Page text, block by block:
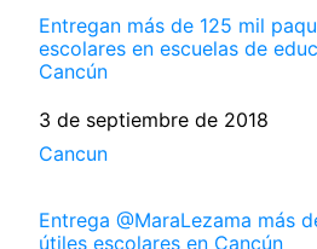
Entregan más de 125 mil
escolares en escuelas de
Cancún
Fecha
3 de septiembre de 2018
Respecto a
Cancun
Entrega @MaraLezama más
útiles escolares en Cancún